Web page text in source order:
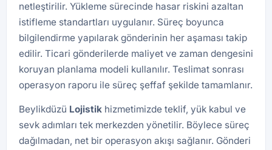
netleştirilir. Yükleme sürecinde hasar riskini azaltan
istifleme standartları uygulanır. Süreç boyunca
bilgilendirme yapılarak gönderinin her aşaması takip
edilir. Ticari gönderilerde maliyet ve zaman dengesini
koruyan planlama modeli kullanılır. Teslimat sonrası
operasyon raporu ile süreç şeffaf şekilde tamamlanır.
Beylikdüzü Lojistik hizmetimizde teklif, yük kabul ve
sevk adımları tek merkezden yönetilir. Böylece süreç
dağılmadan, net bir operasyon akışı sağlanır. Gönderi